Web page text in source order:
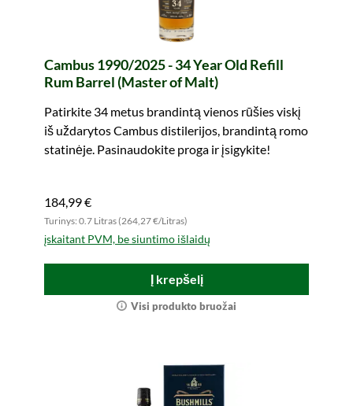
Cambus 1990/2025 - 34 Year Old Refill
Rum Barrel (Master of Malt)
Patirkite 34 metus brandintą vienos rūšies viskį
iš uždarytos Cambus distilerijos, brandintą romo
statinėje. Pasinaudokite proga ir įsigykite!
184,99 €
Turinys: 0.7 Litras (264,27 €/Litras)
įskaitant PVM, be siuntimo išlaidų
Į krepšelį
Visi produkto bruožai